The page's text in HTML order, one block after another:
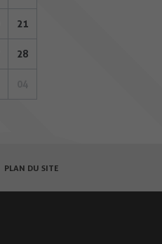
21
28
PLAN DU SITE